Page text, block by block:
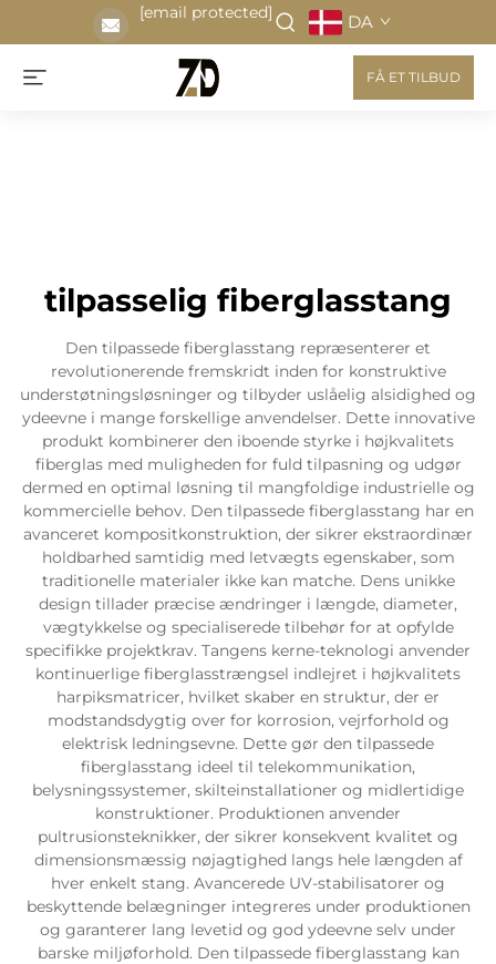
[email protected] DA
FÅ ET TILBUD
tilpasselig fiberglasstang
Den tilpassede fiberglasstang repræsenterer et
revolutionerende fremskridt inden for konstruktive
understøtningsløsninger og tilbyder uslåelig alsidighed og
ydeevne i mange forskellige anvendelser. Dette innovative
produkt kombinerer den iboende styrke i højkvalitets
fiberglas med muligheden for fuld tilpasning og udgør
dermed en optimal løsning til mangfoldige industrielle og
kommercielle behov. Den tilpassede fiberglasstang har en
avanceret kompositkonstruktion, der sikrer ekstraordinær
holdbarhed samtidig med letvægts egenskaber, som
traditionelle materialer ikke kan matche. Dens unikke
design tillader præcise ændringer i længde, diameter,
vægtykkelse og specialiserede tilbehør for at opfylde
specifikke projektkrav. Tangens kerne-teknologi anvender
kontinuerlige fiberglasstrængsel indlejret i højkvalitets
harpiksmatricer, hvilket skaber en struktur, der er
modstandsdygtig over for korrosion, vejrforhold og
elektrisk ledningsevne. Dette gør den tilpassede
fiberglasstang ideel til telekommunikation,
belysningssystemer, skilteinstallationer og midlertidige
konstruktioner. Produktionen anvender
pultrusionsteknikker, der sikrer konsekvent kvalitet og
dimensionsmæssig nøjagtighed langs hele længden af
hver enkelt stang. Avancerede UV-stabilisatorer og
beskyttende belægninger integreres under produktionen
og garanterer lang levetid og god ydeevne selv under
barske miljøforhold. Den tilpassede fiberglasstang kan